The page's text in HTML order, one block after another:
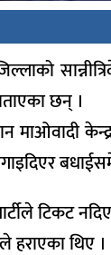
छन् ।
माओवादी
टिकट
हराएका थिए ।